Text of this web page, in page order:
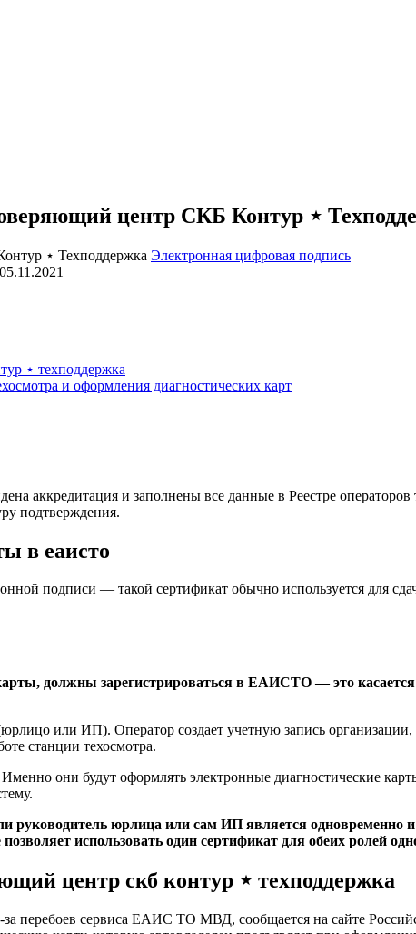
центр СКБ Контур ⋆
Электронная цифровая подпись
05.11.2021
⋆ техподдержка
и оформления диагностических карт
аккредитация и заполнены все данные в Реестре
подтверждения.
в еаисто
подписи — такой сертификат обычно используется для
должны зарегистрироваться в ЕАИСТО — это
или ИП). Оператор создает учетную запись
станции техосмотра.
они будут оформлять электронные диагностические
юрлица или сам ИП является одновременно и
использовать один сертификат для обеих ролей
центр скб контур ⋆ техподдержка
перебоев сервиса ЕАИС ТО МВД, сообщается на сайте